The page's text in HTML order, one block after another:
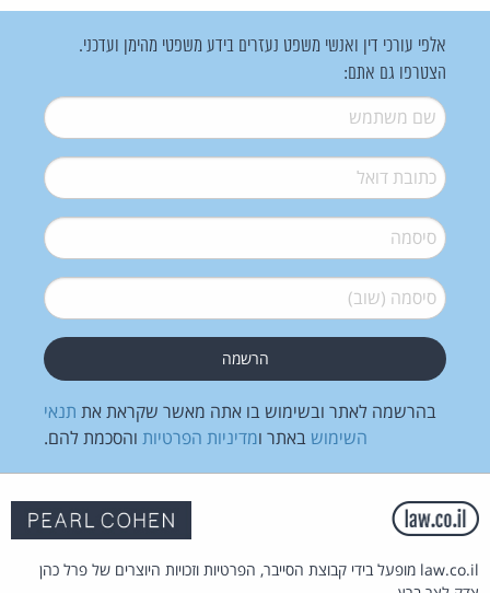
אלפי עורכי דין ואנשי משפט נעזרים בידע משפטי מהימן ועדכני.
הצטרפו גם אתם:
שם משתמש*
דואל*
סיסמה*
סיסמה (שוב)*
בהרשמה לאתר ובשימוש בו אתה מאשר שקראת את תנאי
השימוש באתר ומדיניות הפרטיות והסכמת להם.
law.co.il מופעל בידי קבוצת הסייבר, הפרטיות וזכויות היוצרים של פרל כהן